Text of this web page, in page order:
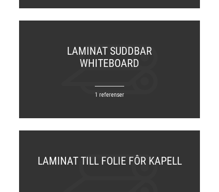
LAMINAT SUDDBAR
WHITEBOARD
1 referenser
LAMINAT TILL FOLIE FÔR KAPELL